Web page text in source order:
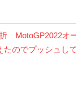
MotoGP2022オ
のでプッシュし